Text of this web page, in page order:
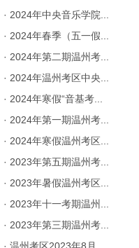
· 2024年中央音乐学院...
· 2024年春季（五一假...
· 2024年第二期温州考...
· 2024年温州考区中央...
· 2024年寒假“音基考...
· 2024年第一期温州考...
· 2024年寒假温州考区...
· 2023年第五期温州考...
· 2023年暑假温州考区...
· 2023年十一考期温州...
· 2023年第三期温州考...